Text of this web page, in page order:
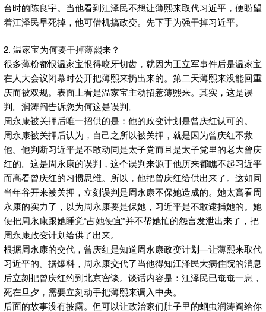
台时的陈良宇。当他看到江泽民不想让薄熙来取代习近平，便盼望
着江泽民早死掉，他可借机搞政变。先下手为强干掉习近平。
2. 温家宝为何要干掉薄熙来？
很多薄粉都恨温家宝恨得咬牙切齿，就因为王立军事件后是温家宝
在人大会议闭幕时公开把薄熙来扔出来的。第二天薄熙来没能回重
庆而被双规。表面上看是温家宝主动招惹薄熙来。其实，这是误
判。润涛阎告诉您为何这是误判。
周永康被关押后唯一招供的是：他的政变计划是曾庆红认可的。
周永康被关押后认为，自己之所以被关押，就是因为曾庆红不救
他。他判断习近平是不敢动同是太子党而且是太子党里的老大曾庆
红的。这是周永康的误判，这个误判来源于他历来都瞧不起习近平
而高看曾庆红的习惯思维。所以，他把曾庆红给供出来了。这如同
当年谷开来被关押，立刻误判是周永康不保她造成的。她太高看周
永康的实力了，以为周永康要是保她，习近平是不敢逮捕她的。她
便把周永康跟她睡觉“占她便宜”并不帮她忙的怨言发泄出来了，把
周永康政变计划给供了出来。
根据周永康的交代，曾庆红是知道周永康政变计划—让薄熙来取代
习近平的。据爆料，周永康交代了当他得知江泽民大病住院的消息
后立刻把曾庆红约到北京密谈。谈话内容是：江泽民已奄奄一息，
死在旦夕，需要立刻动手把薄熙来调入中央。
后面的故事没有披露。但可以让政治家们肚子里的蛔虫润涛阎给你